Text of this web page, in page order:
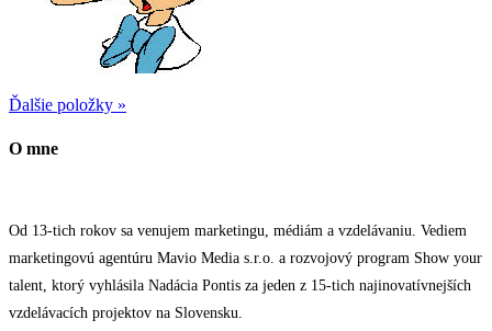
Ďalšie položky »
O mne
Od 13-tich rokov sa venujem marketingu, médiám a vzdelávaniu. Vediem
marketingovú agentúru Mavio Media s.r.o. a rozvojový program Show your
talent, ktorý vyhlásila Nadácia Pontis za jeden z 15-tich najinovatívnejších
vzdelávacích projektov na Slovensku.